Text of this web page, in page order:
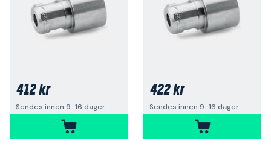
412 kr
Sendes innen 9-16 dager
422 kr
Sendes innen 9-16 dager